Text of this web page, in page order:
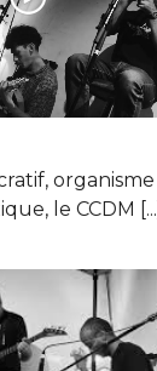
organisme
le CCDM [...]